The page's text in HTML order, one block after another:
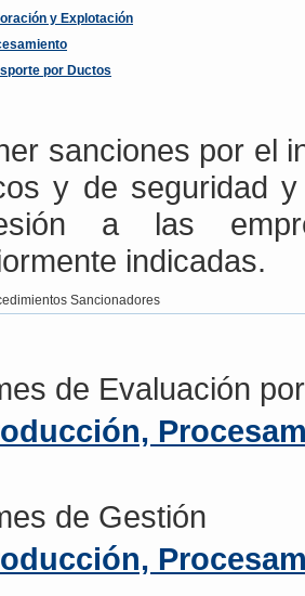
y Explotación
por Ductos
sanciones por el
y de seguridad
a las
indicadas.
Sancionadores
de Evaluación
de Gestión